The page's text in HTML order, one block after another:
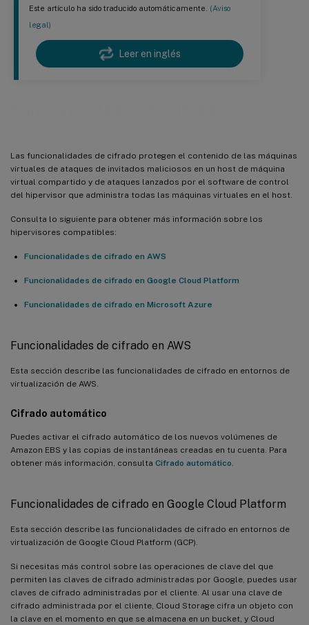
Este artículo ha sido traducido automáticamente. (Aviso
legal)
Leer en inglés
Las funcionalidades de cifrado protegen el contenido de las máquinas
virtuales de ataques de invitados maliciosos en un host de máquina
virtual compartido y de ataques lanzados por el software de control
del hipervisor que administra todas las máquinas virtuales en el host.
Consulta lo siguiente para obtener más información sobre los
hipervisores compatibles:
Funcionalidades de cifrado en AWS
Funcionalidades de cifrado en Google Cloud Platform
Funcionalidades de cifrado en Microsoft Azure
Funcionalidades de cifrado en AWS
Esta sección describe las funcionalidades de cifrado en entornos de
virtualización de AWS.
Cifrado automático
Puedes activar el cifrado automático de los nuevos volúmenes de
Amazon EBS y las copias de instantáneas creadas en tu cuenta. Para
obtener más información, consulta Cifrado automático
Funcionalidades de cifrado en Google Cloud Platform
Esta sección describe las funcionalidades de cifrado en entornos de
virtualización de Google Cloud Platform (GCP).
Si necesitas más control sobre las operaciones de clave del que
permiten las claves de cifrado administradas por Google, puedes usar
claves de cifrado administradas por el cliente. Al usar una clave de
cifrado administrada por el cliente, Cloud Storage cifra un objeto con
la clave en el momento en que se almacena en un bucket, y Cloud